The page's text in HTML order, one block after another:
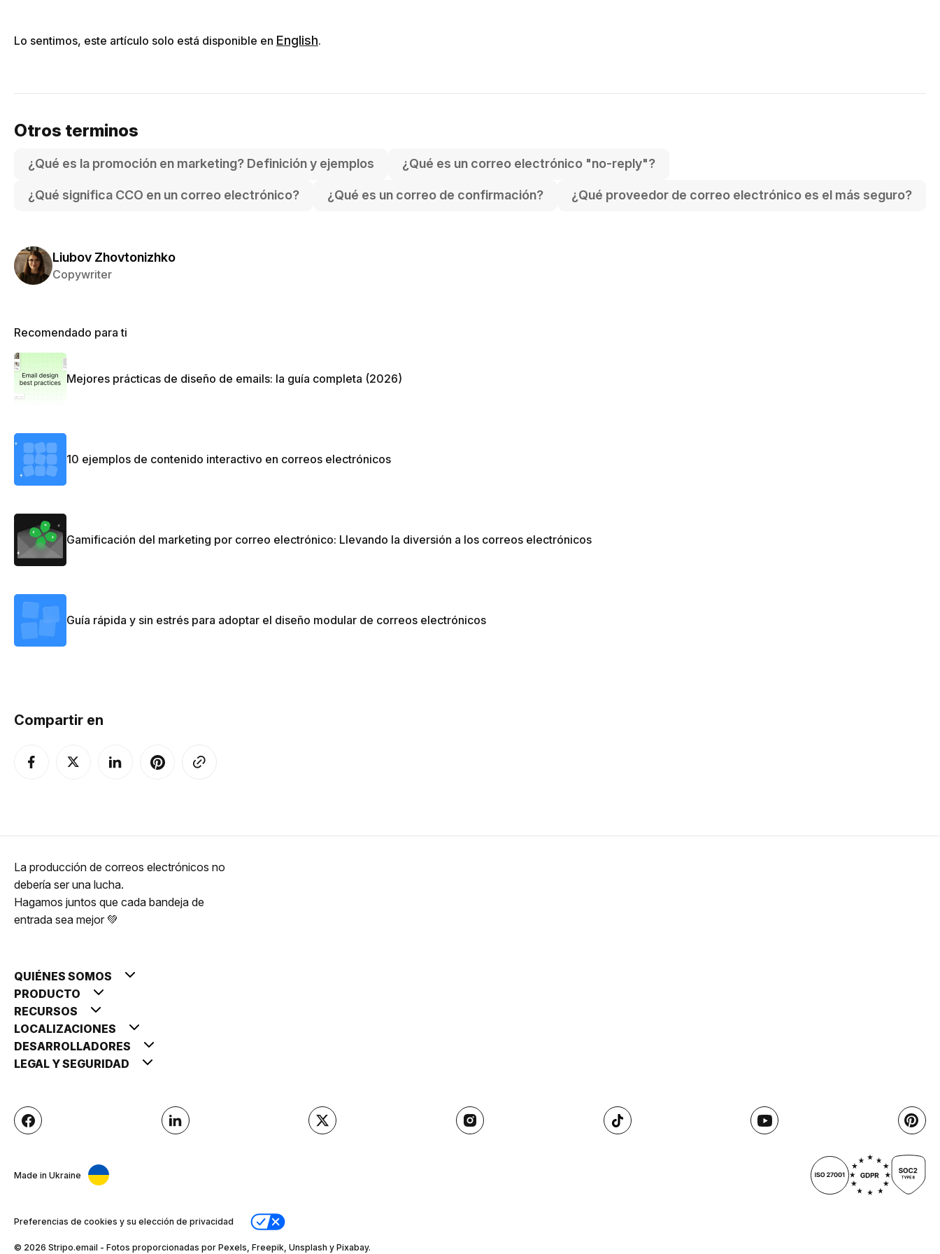
Lo sentimos, este artículo solo está disponible en English.
Otros terminos
¿Qué es la promoción en marketing? Definición y ejemplos ¿Qué es un correo electrónico "no-reply"?
¿Qué significa CCO en un correo electrónico? ¿Qué es un correo de confirmación? ¿Qué proveedor de correo electrónico es el más seguro?
Liubov Zhovtonizhko
Copywriter
Recomendado para ti
Mejores prácticas de diseño de emails: la guía completa (2026)
10 ejemplos de contenido interactivo en correos electrónicos
Gamificación del marketing por correo electrónico: Llevando la diversión a los correos electrónicos
Guía rápida y sin estrés para adoptar el diseño modular de correos electrónicos
Compartir en
La producción de correos electrónicos no
debería ser una lucha.
Hagamos juntos que cada bandeja de
entrada sea mejor 💚
QUIÉNES SOMOS
PRODUCTO
RECURSOS
LOCALIZACIONES
DESARROLLADORES
LEGAL Y SEGURIDAD
Made in Ukraine
Preferencias de cookies y su elección de privacidad
© 2026 Stripо.email - Fotos proporcionadas por Pexels, Freepik, Unsplash y Pixabay.